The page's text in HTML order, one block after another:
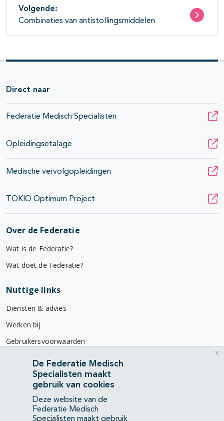
Volgende:
Combinaties van antistollingsmiddelen
Direct naar
Federatie Medisch Specialisten
Opleidingsetalage
Medische vervolgopleidingen
TOKIO Optimum Project
Over de Federatie
Wat is de Federatie?
Wat doet de Federatie?
Nuttige links
Diensten & advies
Werken bij
Gebruikersvoorwaarden
Privacyverklaring
Contact
Mercatorlaan 1200
3528 BL Utrecht
De Federatie Medisch
Specialisten maakt
gebruik van cookies
Deze website van de
Federatie Medisch
Specialisten maakt gebruik
x